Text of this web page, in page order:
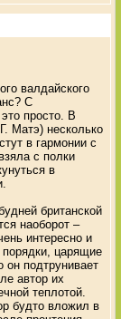
валдайского
С
просто. В
Матэ) несколько
в гармонии с
с полки
в
британской
наоборот –
интересно и
порядки, царящие
он подтрунивает
автор их
теплотой.
будто вложил в